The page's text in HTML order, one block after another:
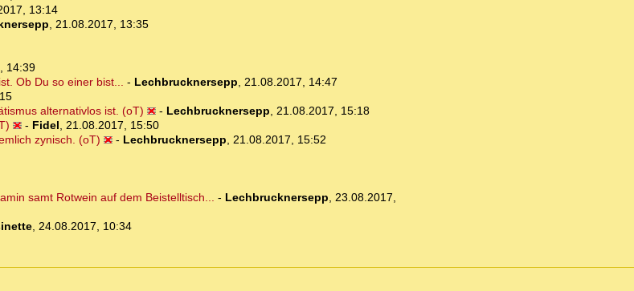
13:14
, 21.08.2017, 13:35
14:39
Ob Du so einer bist... - Lechbrucknersepp, 21.08.2017, 14:47
alternativlos ist. (oT)
- Lechbrucknersepp, 21.08.2017, 15:18
- Fidel, 21.08.2017, 15:50
zynisch. (oT)
- Lechbrucknersepp, 21.08.2017, 15:52
samt Rotwein auf dem Beistelltisch... - Lechbrucknersepp, 23.08.2017,
, 24.08.2017, 10:34